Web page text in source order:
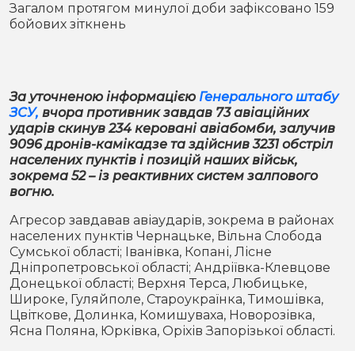
В кулуарах
Місто
Відео
Конфлікти
Партнери
Спорт
Історія
Спорт
Футбол
Контакти
Підписатись на нас у Telegram
Загалом протягом минулої доби зафіксовано 159
бойових зіткнень
За уточненою інформацією Генерального штабу
ЗСУ, вчора противник завдав 73 авіаційних
ударів скинув 234 керовані авіабомби, залучив
9096 дронів-камікадзе та здійснив 3231 обстріл
населених пунктів і позицій наших військ,
зокрема 52 – із реактивних систем залпового
вогню.
Агресор завдавав авіаударів, зокрема в районах
населених пунктів Чернацьке, Вільна Слобода
Сумської області; Іванівка, Копані, Лісне
Дніпропетровської області; Андріївка-Клевцове
Донецької області; Верхня Терса, Любицьке,
Широке, Гуляйполе, Староукраїнка, Тимошівка,
Цвіткове, Долинка, Комишуваха, Новорозівка,
Ясна Поляна, Юрківка, Оріхів Запорізької області.